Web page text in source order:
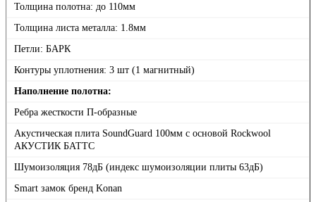
Толщина полотна: до 110мм
Толщина листа металла: 1.8мм
Петли: БАРК
Контуры уплотнения: 3 шт (1 магнитный)
Наполнение полотна:
Ребра жесткости П-образные
Акустическая плита SoundGuard 100мм с основой Rockwool
АКУСТИК БАТТС
Шумоизоляция 78дБ (индекс шумоизоляции плиты 63дБ)
Smart замок бренд Konan